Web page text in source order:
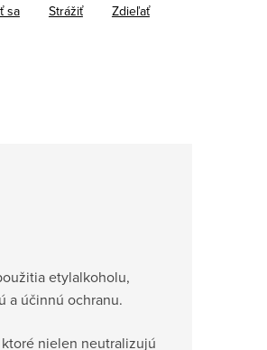
sa Strážiť Zdieľať
etylalkoholu,
a účinnú ochranu.
nielen neutralizujú